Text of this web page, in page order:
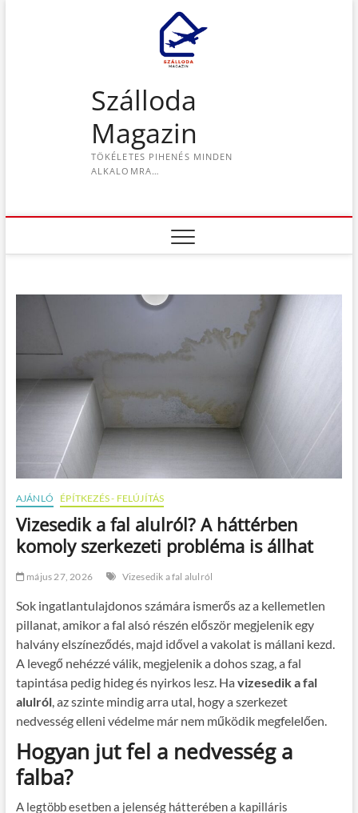
t
Szálloda
Magazin
TÖKÉLETES PIHENÉS MINDEN
ALKALOMRA…
AJÁNLÓ ÉPÍTKEZÉS - FELÚJÍTÁS
Vizesedik a fal alulról? A háttérben
komoly szerkezeti probléma is állhat
május 27, 2026 Vizesedik a fal alulról
Sok ingatlantulajdonos számára ismerős az a kellemetlen
pillanat, amikor a fal alsó részén először megjelenik egy
halvány elszíneződés, majd idővel a vakolat is mállani kezd.
A levegő nehézzé válik, megjelenik a dohos szag, a fal
tapintása pedig hideg és nyirkos lesz. Ha vizesedik a fal
alulról, az szinte mindig arra utal, hogy a szerkezet
nedvesség elleni védelme már nem működik megfelelően.
Hogyan jut fel a nedvesség a
falba?
A legtöbb esetben a jelenség hátterében a kapilláris